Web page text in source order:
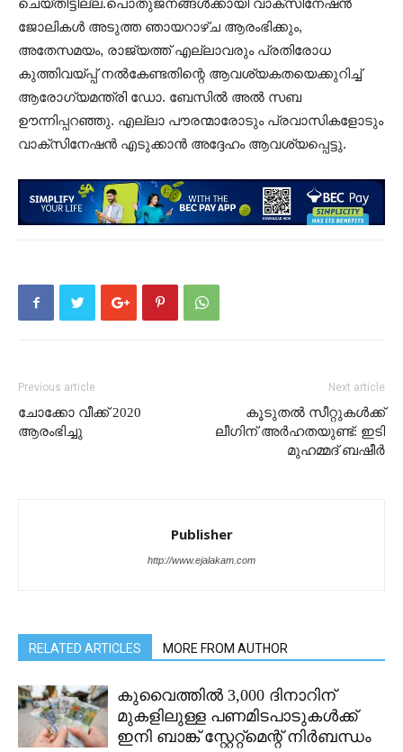
ചെയ്തിട്ടില്ല.പൊതുജനങ്ങൾക്കായി വാക്സിനേഷൻ
ജോലികൾ അടുത്ത ഞായറാഴ്ച ആരംഭിക്കും,
അതേസമയം, രാജ്യത്ത് എല്ലാവരും പ്രതിരോധ
കുത്തിവയ്പ്പ് നൽകേണ്ടതിന്റെ ആവശ്യകതയെക്കുറിച്ച്
ആരോഗ്യമന്ത്രി ഡോ. ബേസിൽ അൽ സബ
ഊന്നിപ്പറഞ്ഞു. എല്ലാ പൗരന്മാരോടും പ്രവാസികളോടും
വാക്സിനേഷൻ എടുക്കാൻ അദ്ദേഹം ആവശ്യപ്പെട്ടു.
Previous article
ചോക്കോ വീക്ക് 2020
ആരംഭിച്ചു
Next article
കൂടുതൽ സീറ്റുകൾക്ക്
ലീഗിന് അർഹതയുണ്ട്: ഇടി
മുഹമ്മദ് ബഷീർ
Publisher
http://www.ejalakam.com
RELATED ARTICLES MORE FROM AUTHOR
കുവൈത്തിൽ 3,000 ദിനാറിന്
മുകളിലുള്ള പണമിടപാടുകൾക്ക്
ഇനി ബാങ്ക് സ്റ്റേറ്റ്മെന്റ് നിർബന്ധം